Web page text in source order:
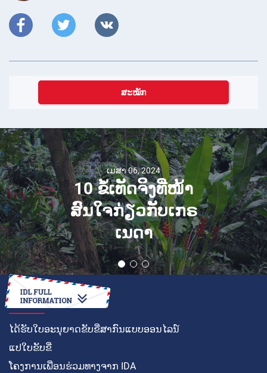
ສະໝັກ
ເມສາ 06, 2024
10 ຂໍ້ເທັດຈິງທີ່ໜ້າ
ສົນໃຈກ່ຽວກັບເກຣ
ເນດາ
ວິທີໃນການ
ໄດ້ຮັບໃບອະນຸຍາດຂັບຂີ່ສາກົນແບບອອນໄລນ໌
ແປໃບຂັບຂີ່
ໂຄງການເພື່ອນຮ່ວມທາງຈາກ IDA